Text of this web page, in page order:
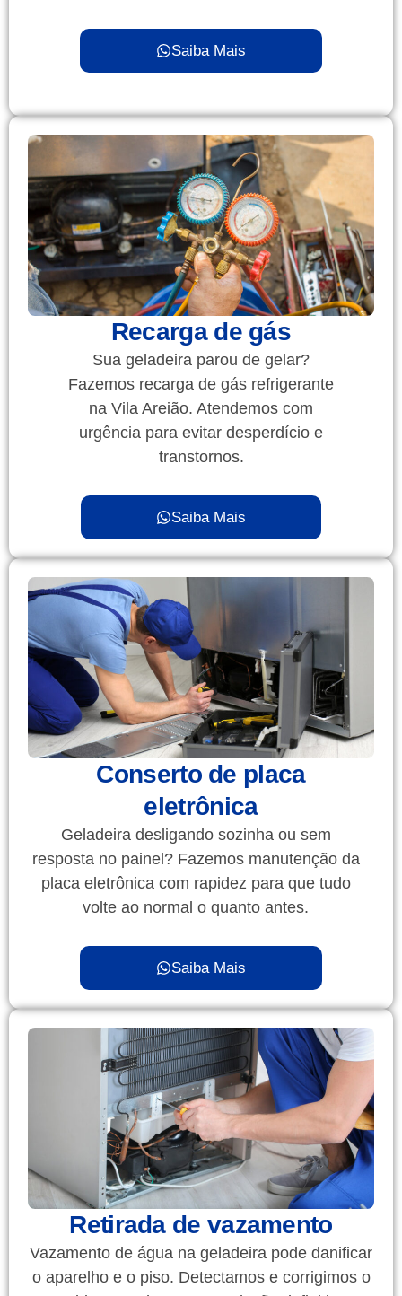
Saiba Mais
Recarga de gás
Sua geladeira parou de gelar?
Fazemos recarga de gás refrigerante
na Vila Areião. Atendemos com
urgência para evitar desperdício e
transtornos.
Saiba Mais
Conserto de placa
eletrônica
Geladeira desligando sozinha ou sem
resposta no painel? Fazemos manutenção da
placa eletrônica com rapidez para que tudo
volte ao normal o quanto antes.
Saiba Mais
Retirada de vazamento
Vazamento de água na geladeira pode danificar
o aparelho e o piso. Detectamos e corrigimos o